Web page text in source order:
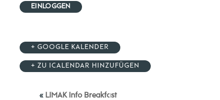
EINLOGGEN
+ GOOGLE KALENDER
+ ZU ICALENDAR HINZUFÜGEN
« LIMAK Info Breakfast